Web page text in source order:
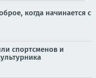
когда начинается с
спортсменов и